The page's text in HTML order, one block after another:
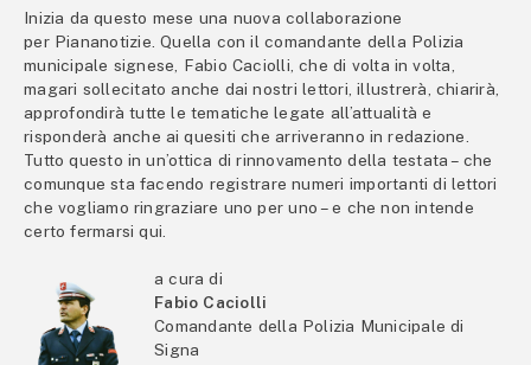
Inizia da questo mese una nuova collaborazione
per Piananotizie. Quella con il comandante della Polizia
municipale signese, Fabio Caciolli, che di volta in volta,
magari sollecitato anche dai nostri lettori, illustrerà, chiarirà,
approfondirà tutte le tematiche legate all’attualità e
risponderà anche ai quesiti che arriveranno in redazione.
Tutto questo in un’ottica di rinnovamento della testata – che
comunque sta facendo registrare numeri importanti di lettori
che vogliamo ringraziare uno per uno – e che non intende
certo fermarsi qui.
a cura di
Fabio Caciolli
Comandante della Polizia Municipale di
Signa